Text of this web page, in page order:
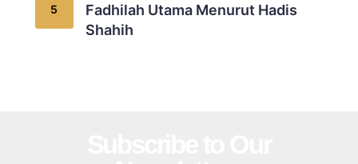
Fadhilah Utama Menurut Hadis
Shahih